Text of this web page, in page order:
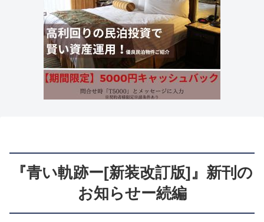
『青い軌跡ー[新装改訂版]』新刊の
お知らせー続編